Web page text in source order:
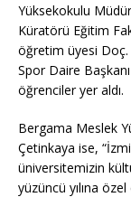
Yüksekokulu
Küratörü Eğitim
öğretim üyesi Doç.
Spor Daire
öğrenciler yer aldı.
Bergama Meslek
Çetinkaya ise,
üniversitemizin
yüzüncü yılına